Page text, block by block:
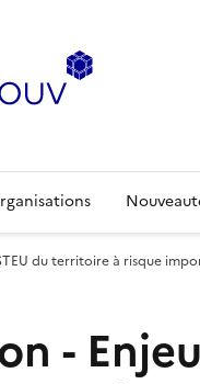
du territoire à risque
-